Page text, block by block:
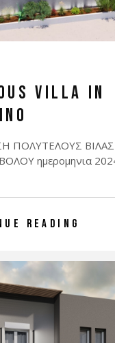
VILLA IN
ΠΟΛΥΤΕΛΟΥΣ ΒΙΛΑΣ
ημερομηνια
READING